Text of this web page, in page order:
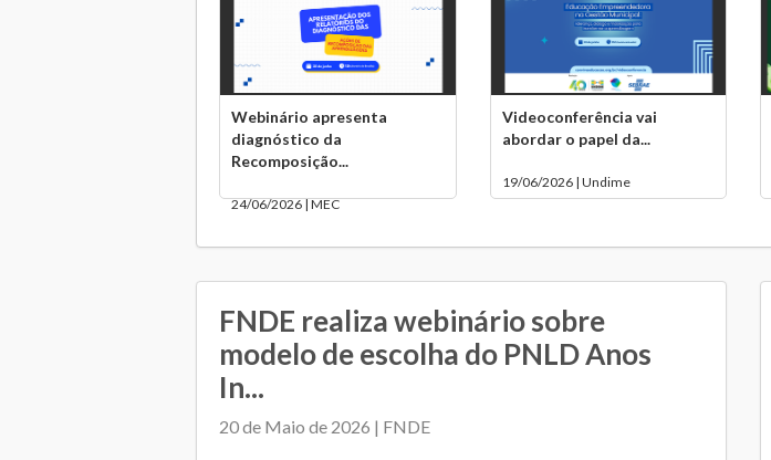
Webinário apresenta
diagnóstico da
Recomposição...
24/06/2026 | MEC
Videoconferência vai
abordar o papel da...
19/06/2026 | Undime
FNDE realiza webinário sobre
modelo de escolha do PNLD Anos
In...
20 de Maio de 2026 | FNDE